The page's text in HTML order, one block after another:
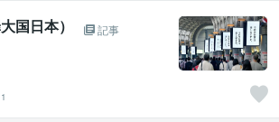
国日本）
記事